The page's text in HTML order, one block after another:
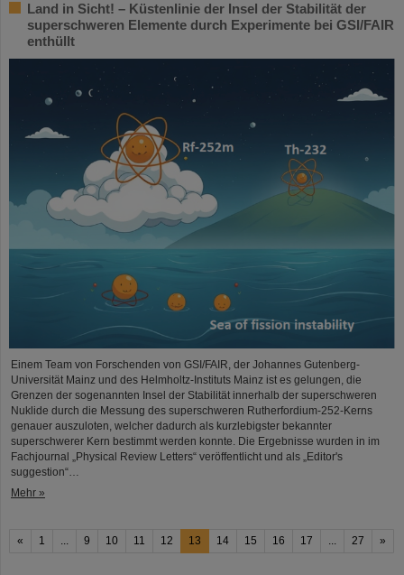
Land in Sicht! – Küstenlinie der Insel der Stabilität der
superschweren Elemente durch Experimente bei GSI/FAIR
enthüllt
Einem Team von Forschenden von GSI/FAIR, der Johannes Gutenberg-
Universität Mainz und des Helmholtz-Instituts Mainz ist es gelungen, die
Grenzen der sogenannten Insel der Stabilität innerhalb der superschweren
Nuklide durch die Messung des superschweren Rutherfordium-252-Kerns
genauer auszuloten, welcher dadurch als kurzlebigster bekannter
superschwerer Kern bestimmt werden konnte. Die Ergebnisse wurden in im
Fachjournal „Physical Review Letters“ veröffentlicht und als „Editor's
suggestion“…
Mehr »
« 1 ... 9 10 11 12 13 14 15 16 17 ... 27 »